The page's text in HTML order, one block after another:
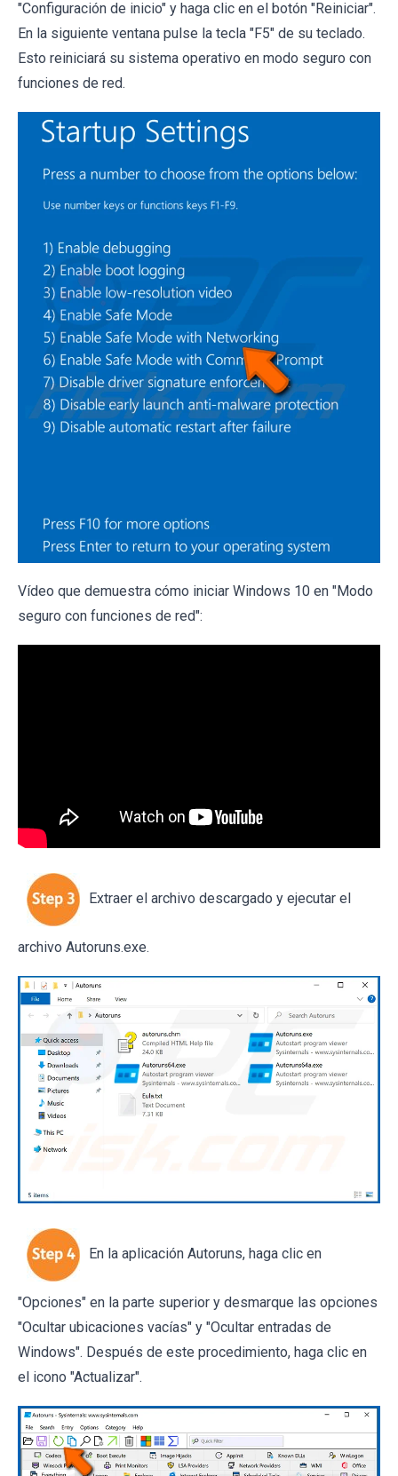
"Configuración de inicio" y haga clic en el botón "Reiniciar".
En la siguiente ventana pulse la tecla "F5" de su teclado.
Esto reiniciará su sistema operativo en modo seguro con
funciones de red.
Vídeo que demuestra cómo iniciar Windows 10 en "Modo
seguro con funciones de red":
Extraer el archivo descargado y ejecutar el
archivo Autoruns.exe.
En la aplicación Autoruns, haga clic en
"Opciones" en la parte superior y desmarque las opciones
"Ocultar ubicaciones vacías" y "Ocultar entradas de
Windows". Después de este procedimiento, haga clic en
el icono "Actualizar".